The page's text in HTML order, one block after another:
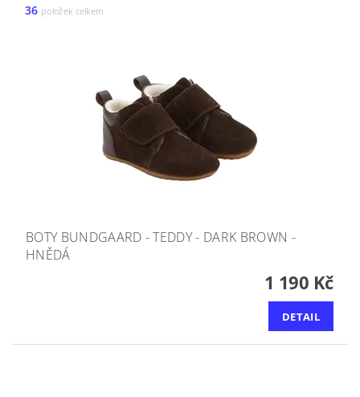
36 položek celkem
BOTY BUNDGAARD - TEDDY - DARK BROWN -
HNĚDÁ
1 190 Kč
DETAIL